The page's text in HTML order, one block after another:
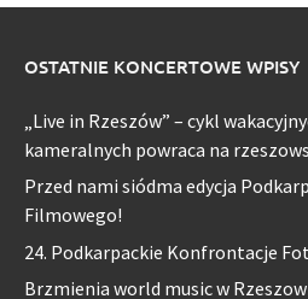
OSTATNIE KONCERTOWE WPISY
„Live in Rzeszów” – cykl
kameralnych powraca na
Przed nami siódma edycja
Filmowego!
24. Podkarpackie Konfrontacje
Brzmienia world music w